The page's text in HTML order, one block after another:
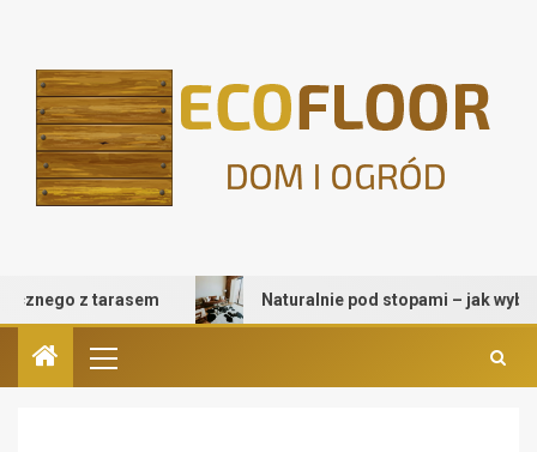
z tarasem Naturalnie pod stopami – jak wybrać